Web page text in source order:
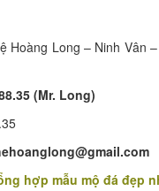
Hoàng Long – Ninh Vân
(Mr. Long)
hợp mẫu mộ đá đẹp